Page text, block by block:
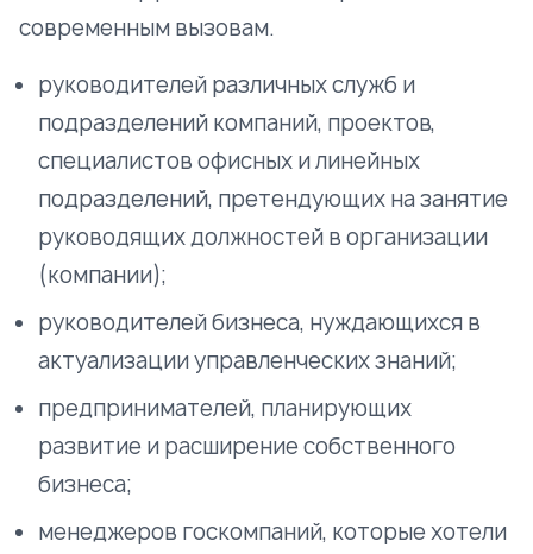
современным вызовам.
руководителей различных служб и
подразделений компаний, проектов,
специалистов офисных и линейных
подразделений, претендующих на занятие
руководящих должностей в организации
(компании);
руководителей бизнеса, нуждающихся в
актуализации управленческих знаний;
предпринимателей, планирующих
развитие и расширение собственного
бизнеса;
менеджеров госкомпаний, которые хотели